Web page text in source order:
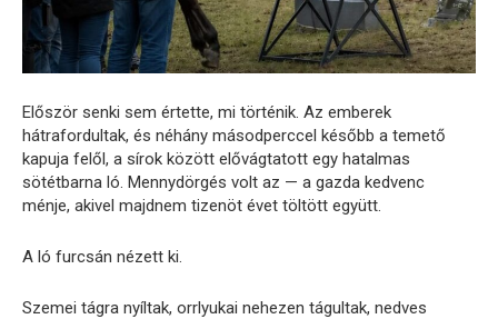
Először senki sem értette, mi történik. Az emberek
hátrafordultak, és néhány másodperccel később a temető
kapuja felől, a sírok között elővágtatott egy hatalmas
sötétbarna ló. Mennydörgés volt az — a gazda kedvenc
ménje, akivel majdnem tizenöt évet töltött együtt.
A ló furcsán nézett ki.
Szemei tágra nyíltak, orrlyukai nehezen tágultak, nedves